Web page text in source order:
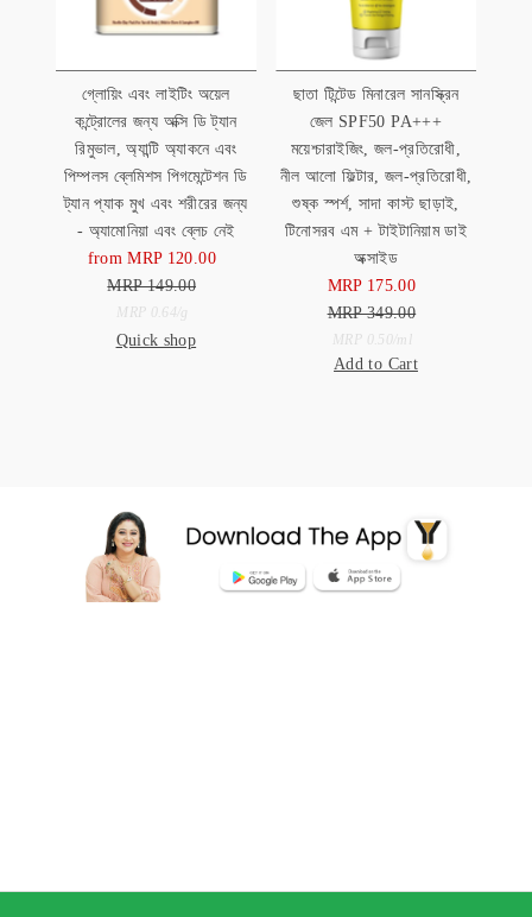
গ্লোয়িং এবং লাইটিং অয়েল
কন্ট্রোলের জন্য অক্সি ডি ট্যান
রিমুভাল, অ্যান্টি অ্যাকনে এবং
পিম্পলস ব্লেমিশস পিগমেন্টেশন ডি
ট্যান প্যাক মুখ এবং শরীরের জন্য
- অ্যামোনিয়া এবং ব্লেচ নেই
Sale
Price
from MRP 120.00
Regular
Price
MRP 149.00
Unit
Price
MRP 0.64 per
g
Quick shop
ছাতা টিন্টেড মিনারেল সানস্ক্রিন
জেল SPF50 PA+++
ময়েশ্চারাইজিং, জল-প্রতিরোধী,
নীল আলো ফিল্টার, জল-প্রতিরোধী,
শুষ্ক স্পর্শ, সাদা কাস্ট ছাড়াই,
টিনোসরব এম + টাইটানিয়াম ডাই
অক্সাইড
Sale
Price
MRP 175.00
Regular
Price
MRP 349.00
Unit
Price
MRP 0.50 per
ml
Add to Cart